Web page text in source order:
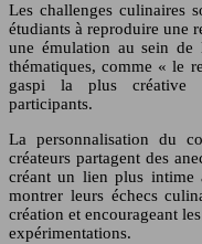
Les challenges culinaires
étudiants à reproduire une
une émulation au sein de
thématiques, comme « le
gaspi la plus créative
participants.
La personnalisation du
créateurs partagent des
créant un lien plus intime
montrer leurs échecs
création et encourageant
expérimentations.